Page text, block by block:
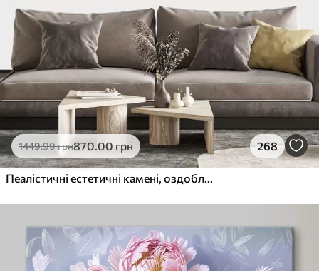
1449.99грн870.00 грн 268
Пеалістичні естетичні камені, оздоблення будинку, природне освітлення